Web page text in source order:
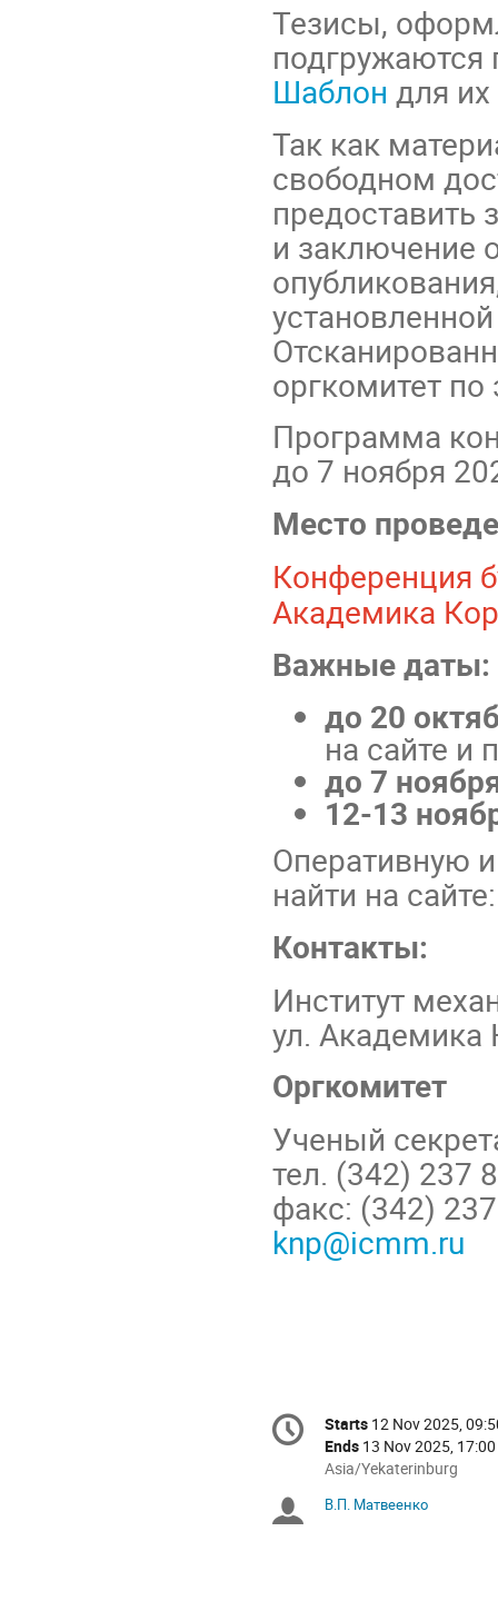
Тезисы,
Шаблон для
Так как
свободном
предоставить
и заключение
оргкомитет
Программа
до 7 ноября
Место
Конференция
Академика
Важные даты:
до 20
на сайте и
до 7
12-13
Оперативную
найти на
Контакты:
Институт
ул. Академика
Оргкомитет
Ученый
тел. (342) 237
факс: (342)
knp@icmm.ru
Conference
information
Date/Time
Starts 12 Nov 2025,
Ends 13 Nov 2025, 17:00
All
are
Asia/Yekaterinburg
Chairpersons
В.П. Матвеенко